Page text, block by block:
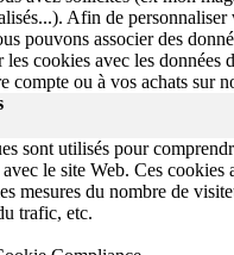
Afin de personnaliser
pouvons associer des
cookies avec les données
compte ou à vos achats sur
sont utilisés pour
le site Web. Ces cookies
mesures du nombre de
trafic, etc.